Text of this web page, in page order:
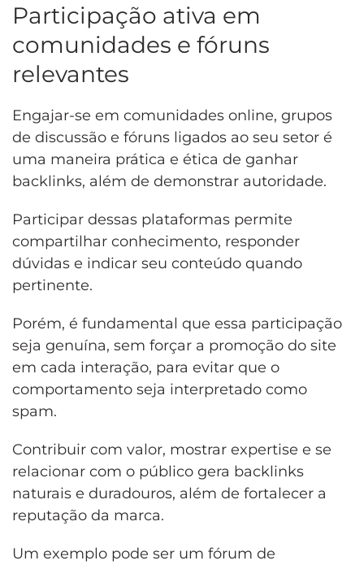
Participação ativa em
comunidades e fóruns
relevantes
Engajar-se em comunidades online, grupos
de discussão e fóruns ligados ao seu setor é
uma maneira prática e ética de ganhar
backlinks, além de demonstrar autoridade.
Participar dessas plataformas permite
compartilhar conhecimento, responder
dúvidas e indicar seu conteúdo quando
pertinente.
Porém, é fundamental que essa participação
seja genuína, sem forçar a promoção do site
em cada interação, para evitar que o
comportamento seja interpretado como
spam.
Contribuir com valor, mostrar expertise e se
relacionar com o público gera backlinks
naturais e duradouros, além de fortalecer a
reputação da marca.
Um exemplo pode ser um fórum de